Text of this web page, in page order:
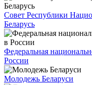
Совет Республики
Беларусь
Федеральная
России
Молодежь Беларуси